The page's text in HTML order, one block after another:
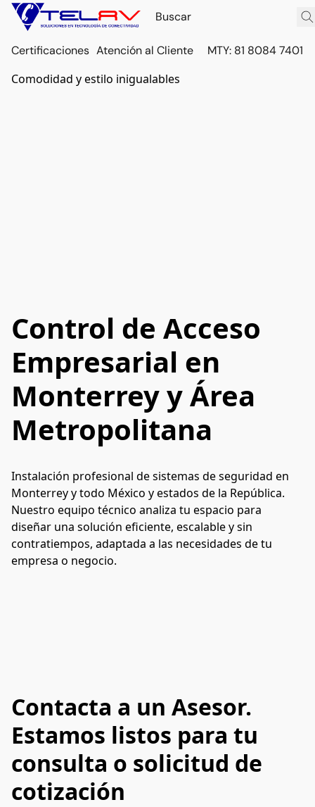
Certificaciones Atención al Cliente MTY: 81 8084 7401
Comodidad y estilo inigualables
Control de Acceso
Empresarial en
Monterrey y Área
Metropolitana
Instalación profesional de sistemas de seguridad en
Monterrey y todo México y estados de la República.
Nuestro equipo técnico analiza tu espacio para
diseñar una solución eficiente, escalable y sin
contratiempos, adaptada a las necesidades de tu
empresa o negocio.
Contacta a un Asesor.
Estamos listos para tu
consulta o solicitud de
cotización